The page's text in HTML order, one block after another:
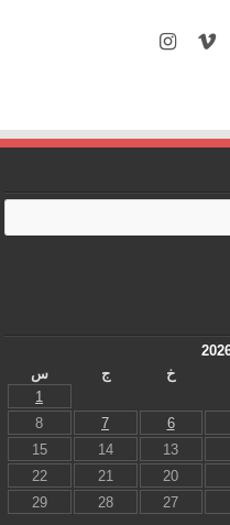
خ ج
س
1
6
7
8
13
14
15
20
21
22
27
28
29